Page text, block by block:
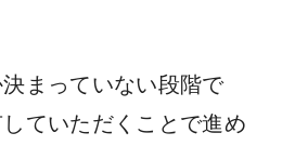
まっていない段階で
ていただくことで進め